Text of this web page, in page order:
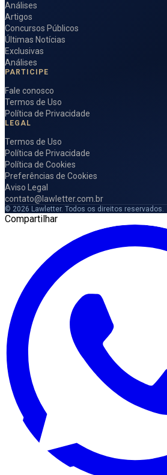
Análises
Artigos
Concursos Públicos
Últimas Notícias
Exclusivas
Análises
PARTICIPE
Fale conosco
Termos de Uso
Política de Privacidade
LEGAL
Termos de Uso
Política de Privacidade
Política de Cookies
Preferências de Cookies
Aviso Legal
contato@lawletter.com.br
© 2026 Lawletter. Todos os direitos reservados.
Compartilhar